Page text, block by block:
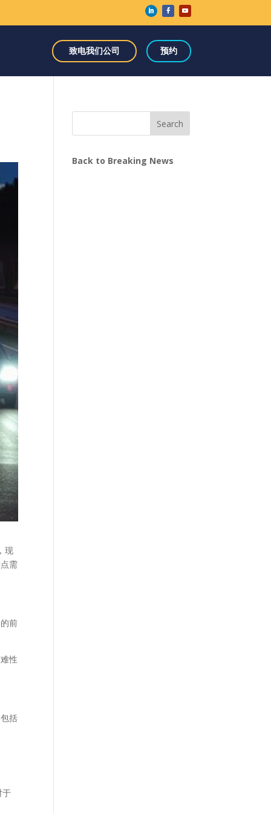
致电我们公司 预约
现
需
前
性
括
于
Search
Back to Breaking News